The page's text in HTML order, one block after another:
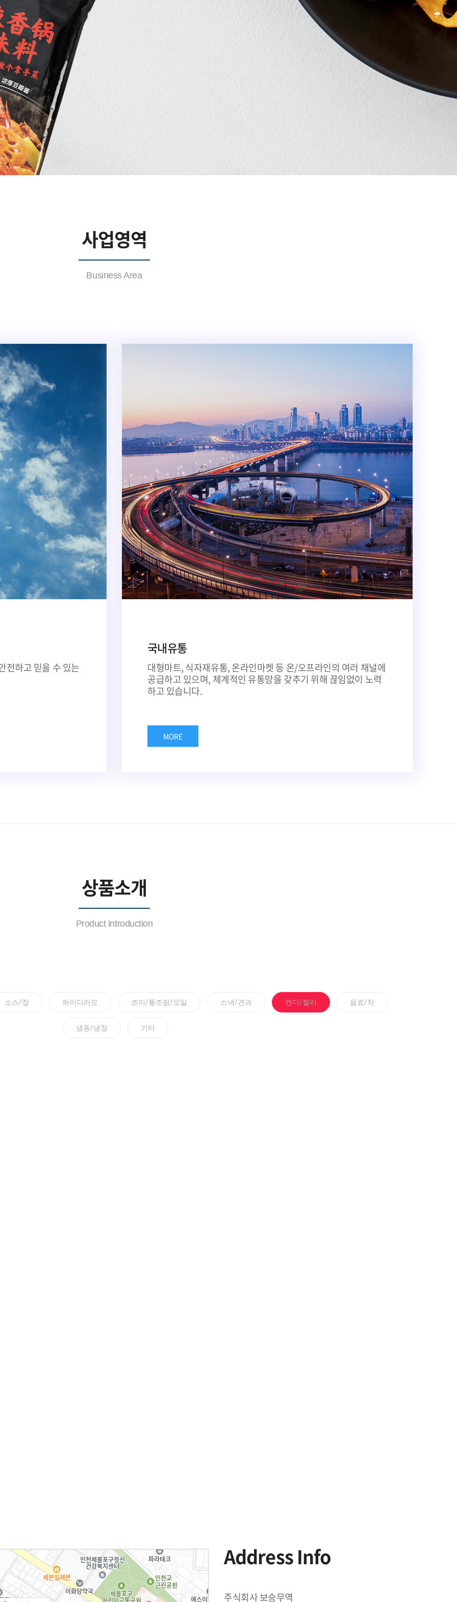
사업영역
Business Area
전하고 믿을 수 있는
국내유통
대형마트, 식자재유통, 온라인마켓 등 온/오프라인의 여러 채널에
공급하고 있으며, 체계적인 유통망을 갖추기 위해 끊임없이 노력
하고 있습니다.
MORE
상품소개
Product introduction
소스/장 하이디라오 조미/통조림/오일 스낵/견과 캔디/젤리 음료/차
냉동/냉장 기타
Address Info
주식회사 보승무역